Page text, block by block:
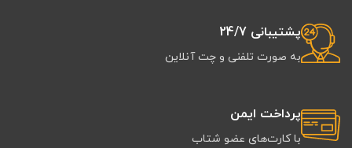
پشتیبانی 24/7
به صورت تلفنی و چت آنلاین
پرداخت ایمن
با کارت‌های عضو شتاب